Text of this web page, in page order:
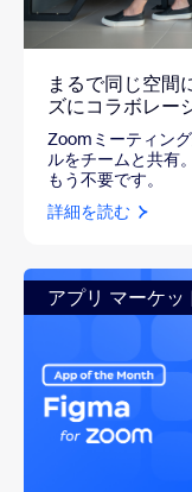
まるで同じ空間
ズにコラボレー
Zoomミーティン
ルをチームと共有
もう不要です。
詳細を読む
アプリ マーケッ